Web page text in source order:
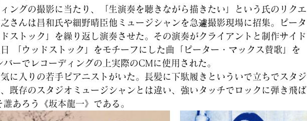
ングの撮影に当たり、「生演奏を聴きながら描きたい」という氏のリクエ
さんは昌和氏や細野晴臣他ミュージシャンを急遽撮影現場に招集。ピータ
ストック」を繰り返し演奏させた。その演奏がクライアントと制作サイド
「ウッドストック」をモチーフにした曲「ピーター・マックス賛歌」を
ーでレコーディングの上実際のCMに使用された。
に入りの若手ピアニストがいた。長髪に下駄履きといういで立ちでスタジ
既存のスタジオミュージシャンとは違い、強いタッチでロックに弾き飛ば
あろう《坂本龍一》である。